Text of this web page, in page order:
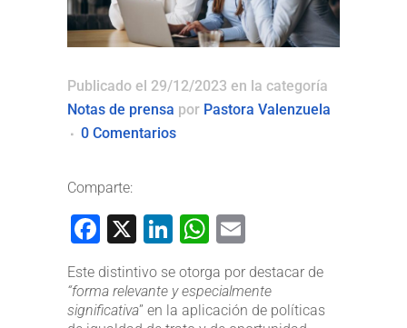
Publicado el 29/12/2023 en la categoría
Notas de prensa por Pastora Valenzuela
0 Comentarios
Comparte:
Facebook
X LinkedIn
WhatsApp
Este distintivo se otorga por destacar de
“forma relevante y especialmente
significativa” en la aplicación de políticas